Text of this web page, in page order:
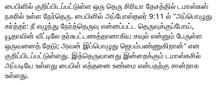
பைபிளில் குறிப்பிடப்பட்டுள்ள ஒரு தெரு சிரியா தேச‌த்தில் டமாஸ்கஸ்
நகரில் உள்ள நேர்தெரு. பைபிளில் அப்போஸ்தலர் 9:11 ல் "அப்பொழுது
கர்த்தர்: நீ எழுந்து நேர்த்தெருவு என்னப்பட்ட தெருவுக்குப்போய்,
யூதாவின் வீட்டிலே தர்சுபட்டணத்தானாகிய சவுல் என்னும் பேருள்ள
ஒருவனைத் தேடு; அவன் இப்பொழுது ஜெபம்பண்ணுகிறான்" என
குறிப்பிடப்பட்டுள்ளது. இத்தெருவானது இன்றைக்கும் டமாஸ்கசில்
அப்படியே உள்ளது பைபிள் எத்தனை உண்மை என்பதற்கு சான்றாக
உள்ளது.